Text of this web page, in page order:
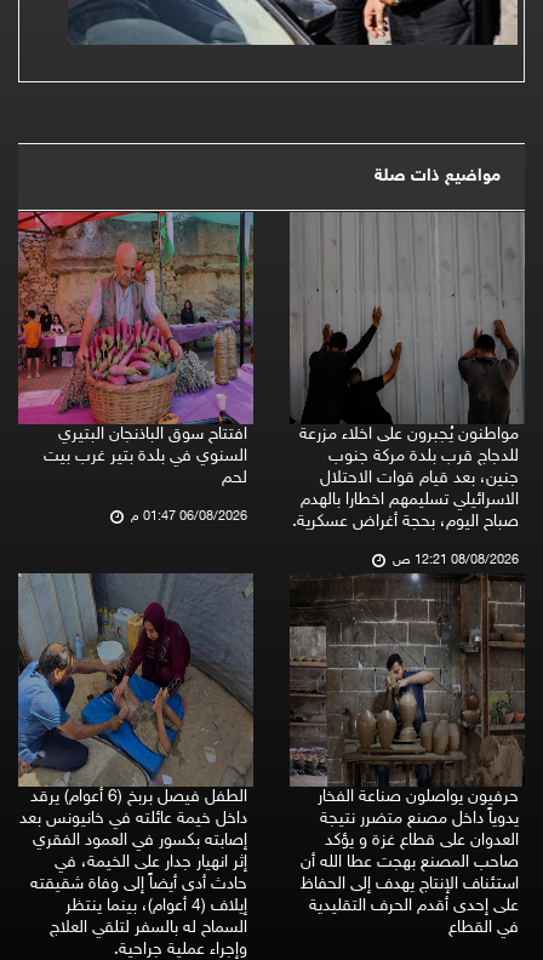
مواضيع ذات صلة
مواطنون يُجبرون على اخلاء مزرعة
للدجاج قرب بلدة مركة جنوب
جنين، بعد قيام قوات الاحتلال
الاسرائيلي تسليمهم اخطارا بالهدم
صباح اليوم، بحجة أغراض عسكرية.
08/08/2026 12:21 ص
افتتاح سوق الباذنجان البتيري
السنوي في بلدة بتير غرب بيت
لحم
06/08/2026 01:47 م
حرفيون يواصلون صناعة الفخار
يدوياً داخل مصنع متضرر نتيجة
العدوان على قطاع غزة و يؤكد
صاحب المصنع بهجت عطا الله أن
استئناف الإنتاج يهدف إلى الحفاظ
على إحدى أقدم الحرف التقليدية
في القطاع
الطفل فيصل بربخ (6 أعوام) يرقد
داخل خيمة عائلته في خانيونس بعد
إصابته بكسور في العمود الفقري
إثر انهيار جدار على الخيمة، في
حادث أدى أيضاً إلى وفاة شقيقته
إيلاف (4 أعوام)، بينما ينتظر
السماح له بالسفر لتلقي العلاج
وإجراء عملية جراحية.